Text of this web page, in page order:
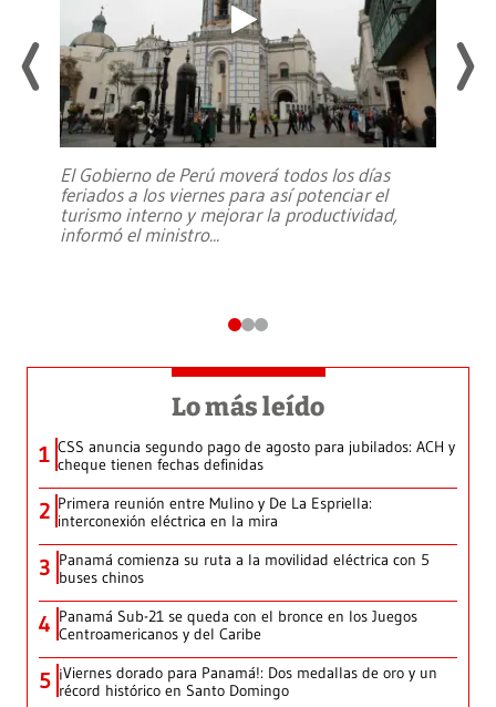
El Gobierno de Perú moverá todos los días
feriados a los viernes para así potenciar el
turismo interno y mejorar la productividad,
informó el ministro...
Lo más leído
1 CSS anuncia segundo pago de agosto para jubilados: ACH y
cheque tienen fechas definidas
2 Primera reunión entre Mulino y De La Espriella:
interconexión eléctrica en la mira
3 Panamá comienza su ruta a la movilidad eléctrica con 5
buses chinos
4 Panamá Sub-21 se queda con el bronce en los Juegos
Centroamericanos y del Caribe
5 ¡Viernes dorado para Panamá!: Dos medallas de oro y un
récord histórico en Santo Domingo